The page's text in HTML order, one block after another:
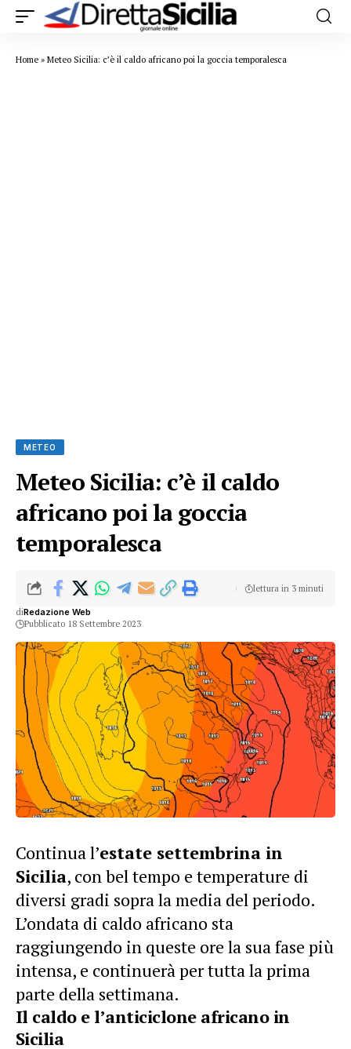
Home » Meteo Sicilia: c’è il caldo africano poi la goccia temporalesca
METEO
Meteo Sicilia: c’è il caldo
africano poi la goccia
temporalesca
diRedazione Web
Pubblicato 18 Settembre 2023
lettura in 3 minuti
Continua l’estate settembrina in
Sicilia, con bel tempo e temperature di
diversi gradi sopra la media del periodo.
L’ondata di caldo africano sta
raggiungendo in queste ore la sua fase più
intensa, e continuerà per tutta la prima
parte della settimana.
Il caldo e l’anticiclone africano in
Sicilia